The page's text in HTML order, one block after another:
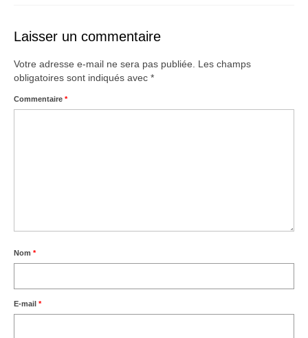
À propos
Blog
Galerie
Laisser un commentaire
Votre adresse e-mail ne sera pas publiée.
Les champs
obligatoires sont indiqués avec *
Commentaire *
Nom *
E-mail *